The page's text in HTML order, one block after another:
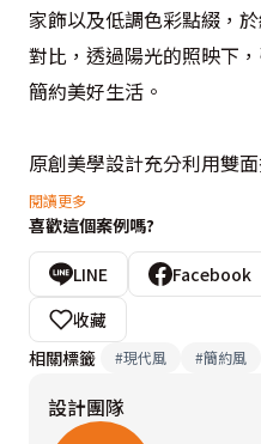
家飾以及低調色彩點綴，
對比，透過陽光的照映下
簡約美好生活。
原創美學設計充分利用雙
窗引進充足陽光，使光影
中，與純潔的白色共譜明
進口文化石壁紙營造出休
增添溫馨氛圍，訂製餐桌
設計師特別以高低錯落的
閱讀更多
喜歡這個案例嗎?
LINE Facebook
收藏
相關標籤
#現代風 #簡約風
設計團隊